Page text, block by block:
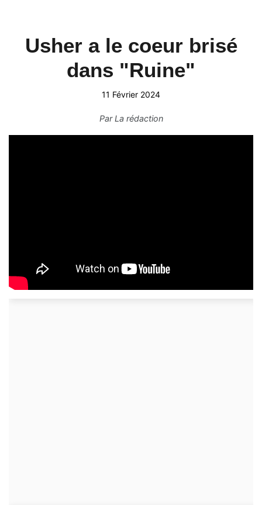
Usher a le coeur brisé
dans "Ruine"
11 Février 2024
ParLa rédaction